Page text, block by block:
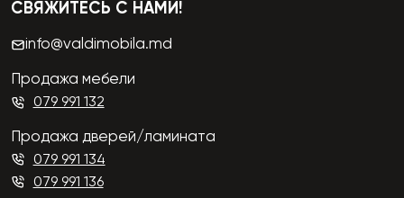
СВЯЖИТЕСЬ С НАМИ!
info@valdimobila.md
Продажа мебели
079 991 132
Продажа дверей/ламината
079 991 134
079 991 136